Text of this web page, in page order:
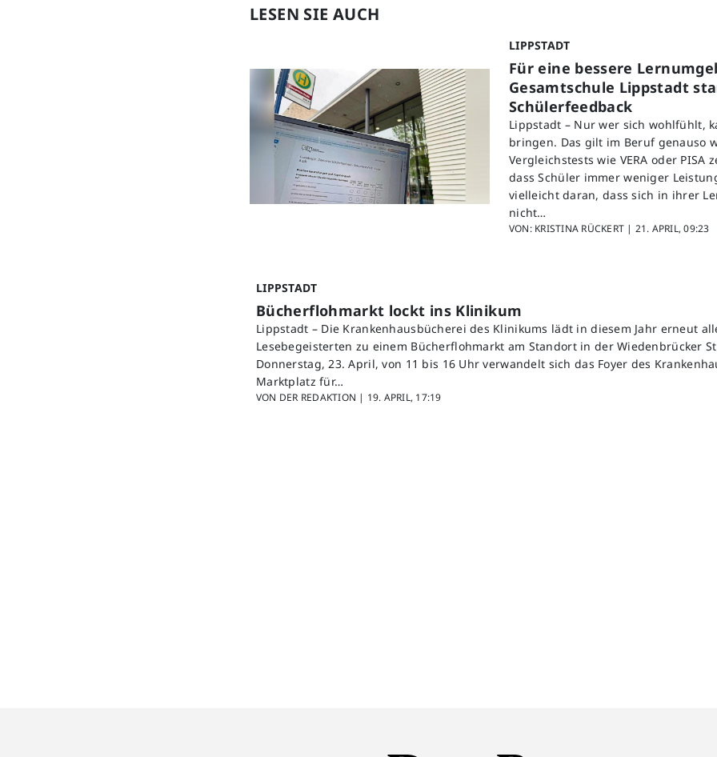
LESEN SIE AUCH
LIPPSTADT
Für eine bessere
Gesamtschule Lippstadt
Schülerfeedback
Lippstadt – Nur wer sich wohlfühlt,
bringen. Das gilt im Beruf genauso
Vergleichstests wie VERA oder PISA
dass Schüler immer weniger
vielleicht daran, dass sich in ihrer
nicht…
VON: KRISTINA RÜCKERT | 21. APRIL, 09:23
LIPPSTADT
Bücherflohmarkt lockt ins Klinikum
Lippstadt – Die Krankenhausbücherei des Klinikums lädt in diesem Jahr erneut
Lesebegeisterten zu einem Bücherflohmarkt am Standort in der Wiedenbrücker
Donnerstag, 23. April, von 11 bis 16 Uhr verwandelt sich das Foyer des
Marktplatz für…
VON DER REDAKTION | 19. APRIL, 17:19